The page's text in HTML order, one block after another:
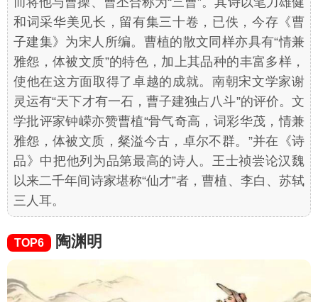
和词采华美见长，留有集三十卷，已佚，今存《曹
子建集》为宋人所编。曹植的散文同样亦具有“情兼
雅怨，体被文质”的特色，加上其品种的丰富多样，
使他在这方面取得了卓越的成就。南朝宋文学家谢
灵运有“天下才有一石，曹子建独占八斗”的评价。文
学批评家钟嵘亦赞曹植“骨气奇高，词彩华茂，情兼
雅怨，体被文质，粲溢今古，卓尔不群。”并在《诗
品》中把他列为品第最高的诗人。王士祯尝论汉魏
以来二千年间诗家堪称“仙才”者，曹植、李白、苏轼
三人耳。
TOP6 陶渊明